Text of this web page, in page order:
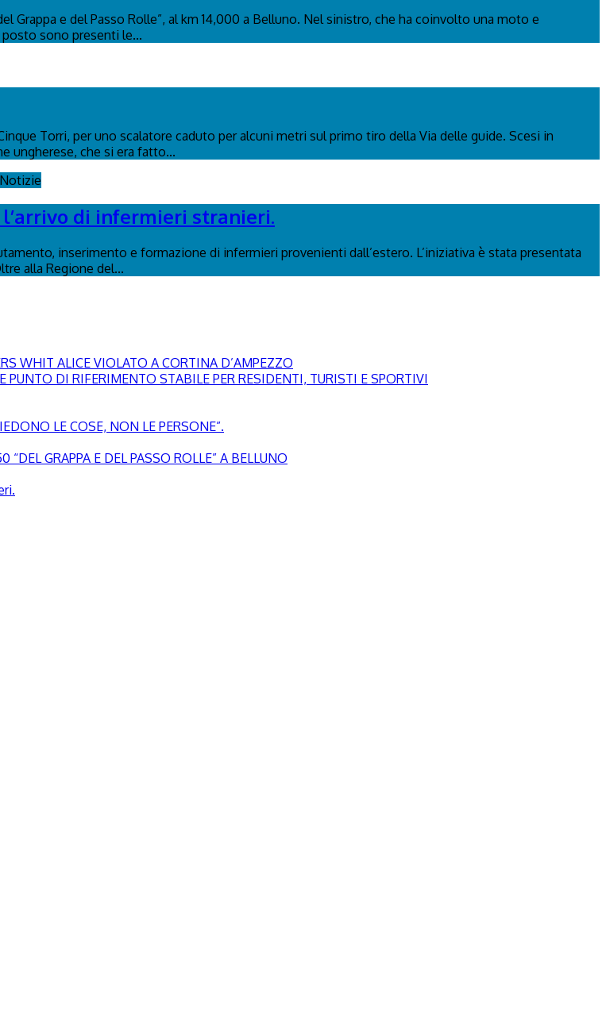
Grappa e del Passo Rolle”, al km 14,000 a Belluno. Nel sinistro, che ha coinvolto una moto e
sono presenti le...
Torri, per uno scalatore caduto per alcuni metri sul primo tiro della Via delle guide. Scesi in
ungherese, che si era fatto...
Notizie
di infermieri stranieri.
inserimento e formazione di infermieri provenienti dall’estero. L’iniziativa è stata presentata
alla Regione del...
WHIT ALICE VIOLATO A CORTINA D’AMPEZZO
PUNTO DI RIFERIMENTO STABILE PER RESIDENTI, TURISTI E SPORTIVI
LE COSE, NON LE PERSONE”.
GRAPPA E DEL PASSO ROLLE” A BELLUNO